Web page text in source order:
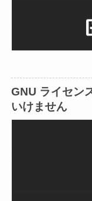
GNU ライセン
いけません